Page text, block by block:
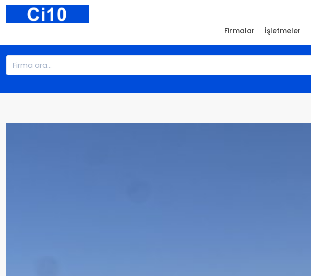
Firmalar İşletmeler